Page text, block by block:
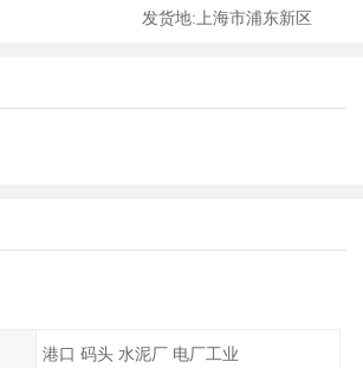
发货地: 上海市浦东新区
港口 码头 水泥厂 电厂工业